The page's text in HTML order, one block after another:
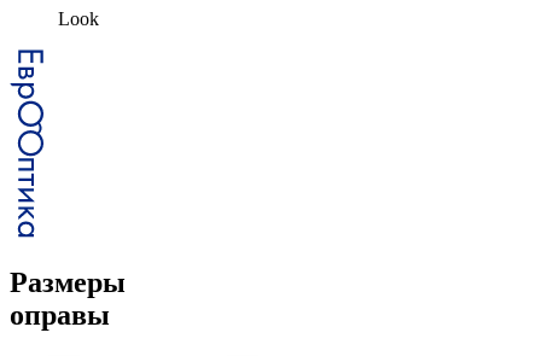
Look
Размеры
оправы